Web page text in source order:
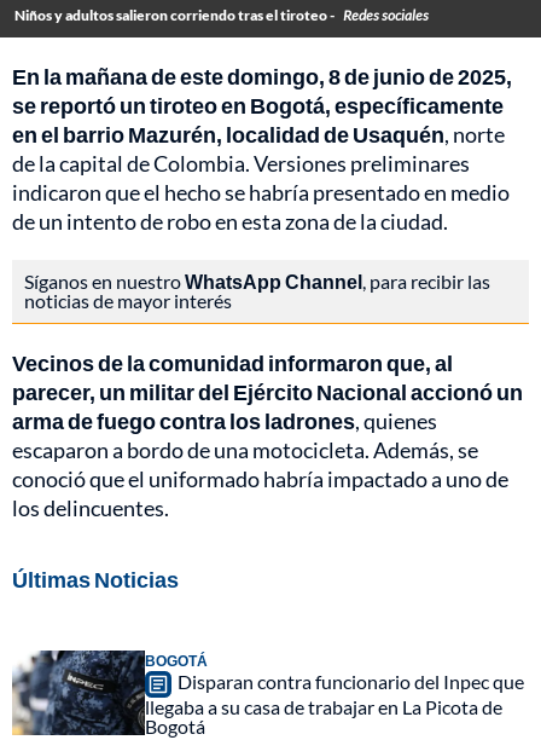
Niños y adultos salieron corriendo tras el tiroteo - Redes sociales
En la mañana de este domingo, 8 de junio de 2025,
se reportó un tiroteo en Bogotá, específicamente
en el barrio Mazurén, localidad de Usaquén, norte
de la capital de Colombia. Versiones preliminares
indicaron que el hecho se habría presentado en medio
de un intento de robo en esta zona de la ciudad.
Síganos en nuestroWhatsApp Channel, para recibir las
noticias de mayor interés
Vecinos de la comunidad informaron que, al
parecer, un militar del Ejército Nacional accionó un
arma de fuego contra los ladrones, quienes
escaparon a bordo de una motocicleta. Además, se
conoció que el uniformado habría impactado a uno de
los delincuentes.
Últimas Noticias
BOGOTÁ
Disparan contra funcionario del Inpec que
llegaba a su casa de trabajar en La Picota de
Bogotá